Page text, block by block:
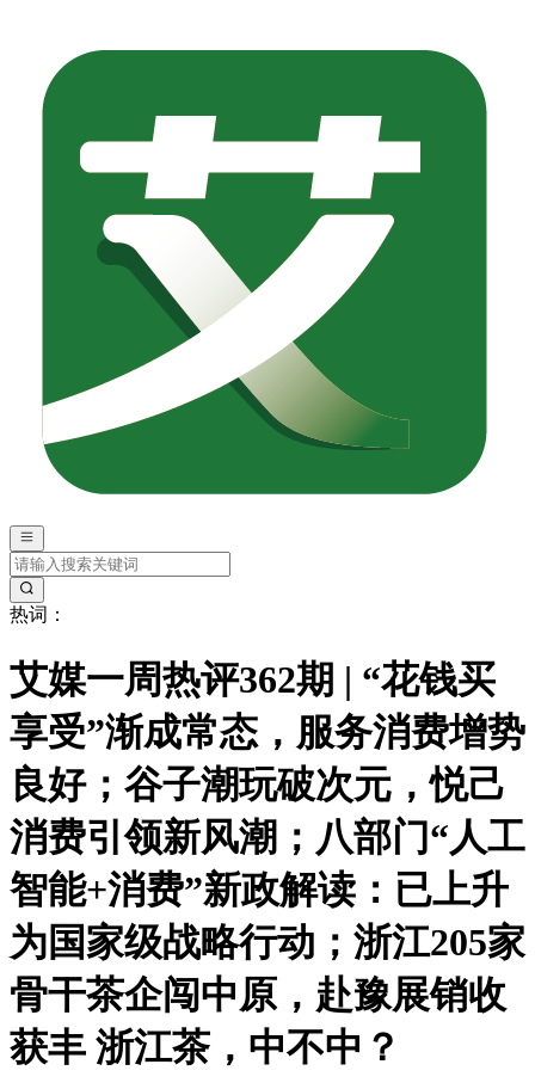
热词：
艾媒一周热评362期 | “花钱买
享受”渐成常态，服务消费增势
良好；谷子潮玩破次元，悦己
消费引领新风潮；八部门“人工
智能+消费”新政解读：已上升
为国家级战略行动；浙江205家
骨干茶企闯中原，赴豫展销收
获丰 浙江茶，中不中？